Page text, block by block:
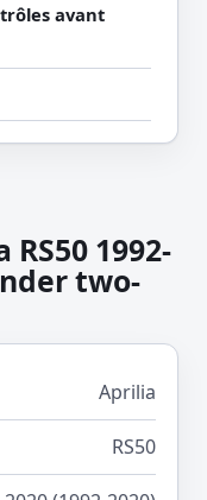
avant
1992-
two-
Aprilia
RS50